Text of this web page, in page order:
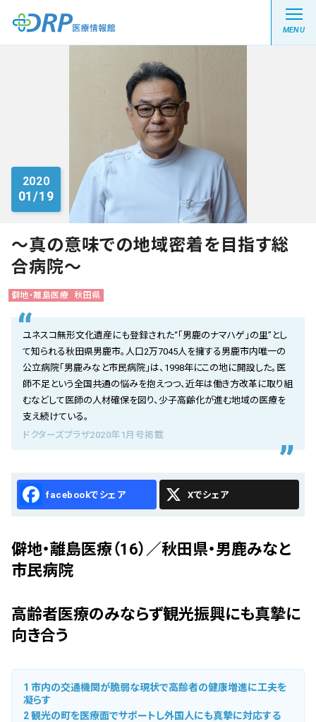
MENU
最新の注目記事
栄養健康レシピ
医療系学生記事
健康川柳
DRP医療情報館とは?
会社概要
お知らせ
お問い合わせ
2020
01/19
～真の意味での地域密着を目指す総
合病院～
僻地・離島医療 秋田県
ユネスコ無形文化遺産にも登録された“「男鹿のナマハゲ」の里”とし
て知られる秋田県男鹿市。人口2万7045人を擁する男鹿市内唯一の
公立病院「男鹿みなと市民病院」は、1998年にこの地に開設した。医
師不足という全国共通の悩みを抱えつつ、近年は働き方改革に取り組
むなどして医師の人材確保を図り、少子高齢化が進む地域の医療を
支え続けている。
ドクターズプラザ2020年1月号掲載
Facebook X
僻地・離島医療（16）／秋田県・男鹿みなと
市民病院
高齢者医療のみならず観光振興にも真摯に
向き合う
1 市内の交通機関が脆弱な現状で高齢者の健康増進に工夫を
凝らす
2観光の町を医療面でサポートし外国人にも真摯に対応する